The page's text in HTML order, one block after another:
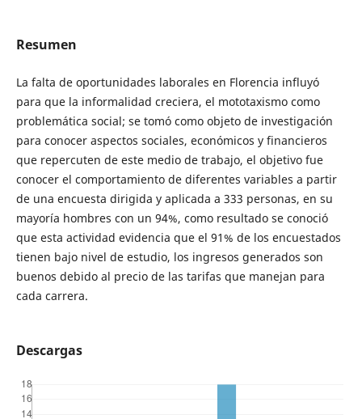
Resumen
La falta de oportunidades laborales en Florencia influyó
para que la informalidad creciera, el mototaxismo como
problemática social; se tomó como objeto de investigación
para conocer aspectos sociales, económicos y financieros
que repercuten de este medio de trabajo, el objetivo fue
conocer el comportamiento de diferentes variables a partir
de una encuesta dirigida y aplicada a 333 personas, en su
mayoría hombres con un 94%, como resultado se conoció
que esta actividad evidencia que el 91% de los encuestados
tienen bajo nivel de estudio, los ingresos generados son
buenos debido al precio de las tarifas que manejan para
cada carrera.
Descargas